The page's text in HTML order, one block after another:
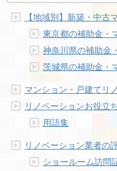
【地域別】新築・中古
東京都の補助金・
神奈川県の補助金
茨城県の補助金・
マンション・戸建てリ
リノベーションお役立
用語集
リノベーション業者の
ショールーム訪問